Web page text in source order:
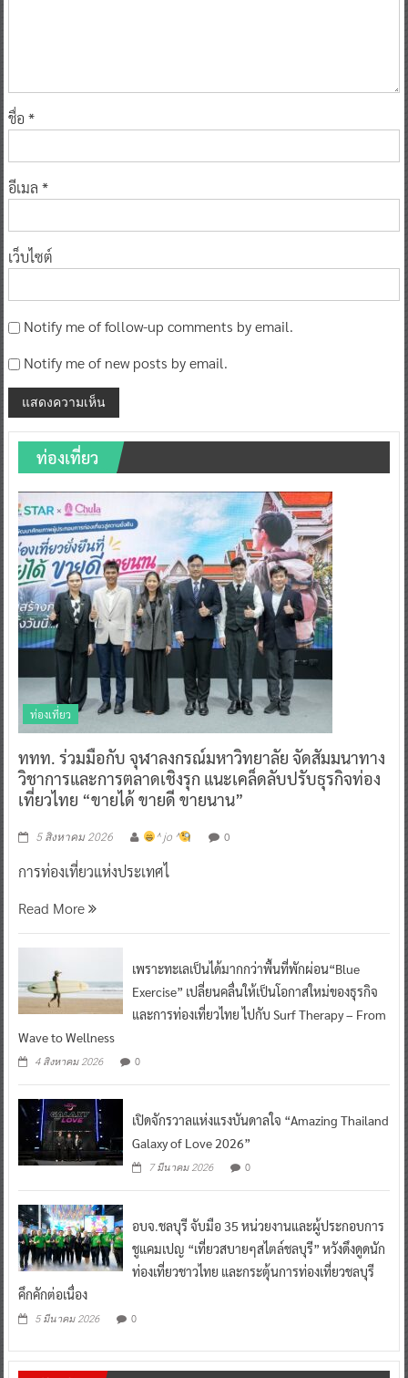
ชื่อ *
อีเมล *
เว็บไซต์
Notify me of follow-up comments by email.
Notify me of new posts by email.
ท่องเที่ยว
ท่องเที่ยว
ททท. ร่วมมือกับ จุฬาลงกรณ์มหาวิทยาลัย จัดสัมมนาทาง
วิชาการและการตลาดเชิงรุก แนะเคล็ดลับปรับธุรกิจท่อง
เที่ยวไทย “ขายได้ ขายดี ขายนาน”
5 สิงหาคม 2026 ^ jo ^ 0
การท่องเที่ยวแห่งประเทศไ
Read More
เพราะทะเลเป็นได้มากกว่าพื้นที่พักผ่อน“Blue
Exercise” เปลี่ยนคลื่นให้เป็นโอกาสใหม่ของธุรกิจ
และการท่องเที่ยวไทย ไปกับ Surf Therapy – From
Wave to Wellness
4 สิงหาคม 2026 0
เปิดจักรวาลแห่งแรงบันดาลใจ “Amazing Thailand
Galaxy of Love 2026”
7 มีนาคม 2026 0
อบจ.ชลบุรี จับมือ 35 หน่วยงานและผู้ประกอบการ
ชูแคมเปญ “เที่ยวสบายๆสไตล์ชลบุรี” หวังดึงดูดนัก
ท่องเที่ยวชาวไทย และกระตุ้นการท่องเที่ยวชลบุรี
คึกคักต่อเนื่อง
5 มีนาคม 2026 0